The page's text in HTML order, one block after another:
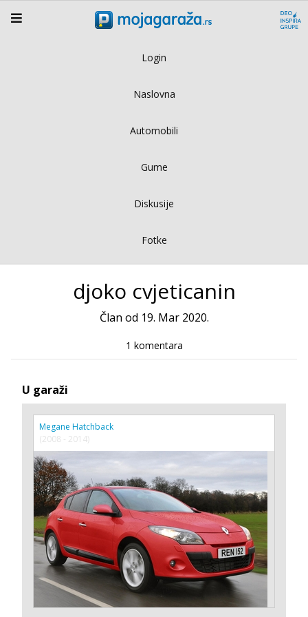
Login
Naslovna
Automobili
Gume
Diskusije
Fotke
djoko cvjeticanin
Član od 19. Mar 2020.
1 komentara
U garaži
Megane Hatchback
(2008 - 2014)